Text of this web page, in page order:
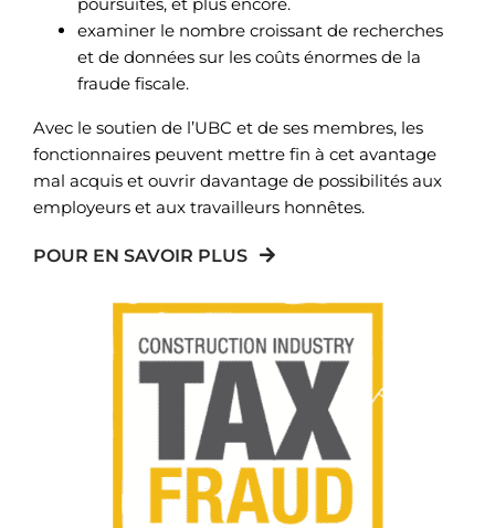
examiner le nombre croissant de recherches
et de données sur les coûts énormes de la
fraude fiscale.
Avec le soutien de l’UBC et de ses membres, les
fonctionnaires peuvent mettre fin à cet avantage
mal acquis et ouvrir davantage de possibilités aux
employeurs et aux travailleurs honnêtes.
POUR EN SAVOIR PLUS